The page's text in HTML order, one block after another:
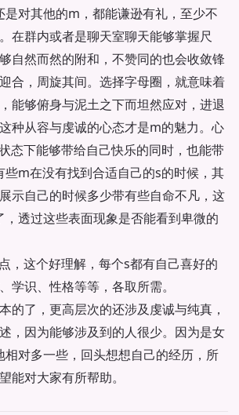
是对其他的m，都能谦逊有礼，至少不
在群内或者是聊天室聊天能够掌握尺
自然而然的附和，不赞同的也会收敛锋
合，周旋其间。选择字母圈，就意味着
能够俯身与泥土之下而坦然应对，进退
种从容与虔诚的心态才是m的魅力。心
态下能够带给自己快乐的同时，也能带
些m在没有找到合适自己的s的时候，其
示自己的时候多少带有些自命不凡，这
透过这些表面现象是否能看到卑微的
，这个好理解，每个s都有自己喜好的
学识、性格等等，各取所需。
的了，更高层次的还涉及虔诚与纯真，
，因为能够涉及到的人很少。因为是女
相对多一些，回头想想自己的经历，所
能对大家有所帮助。